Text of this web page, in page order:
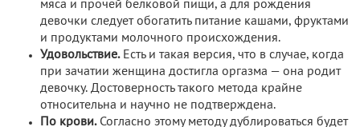
мяса и прочей белковой пищи, а для рождения
девочки следует обогатить питание кашами, фруктами
и продуктами молочного происхождения.
Удовольствие.Есть и такая версия, что в случае, когда
при зачатии женщина достигла оргазма — она родит
девочку. Достоверность такого метода крайне
относительна и научно не подтверждена.
По крови.Согласно этому методу дублироваться будет